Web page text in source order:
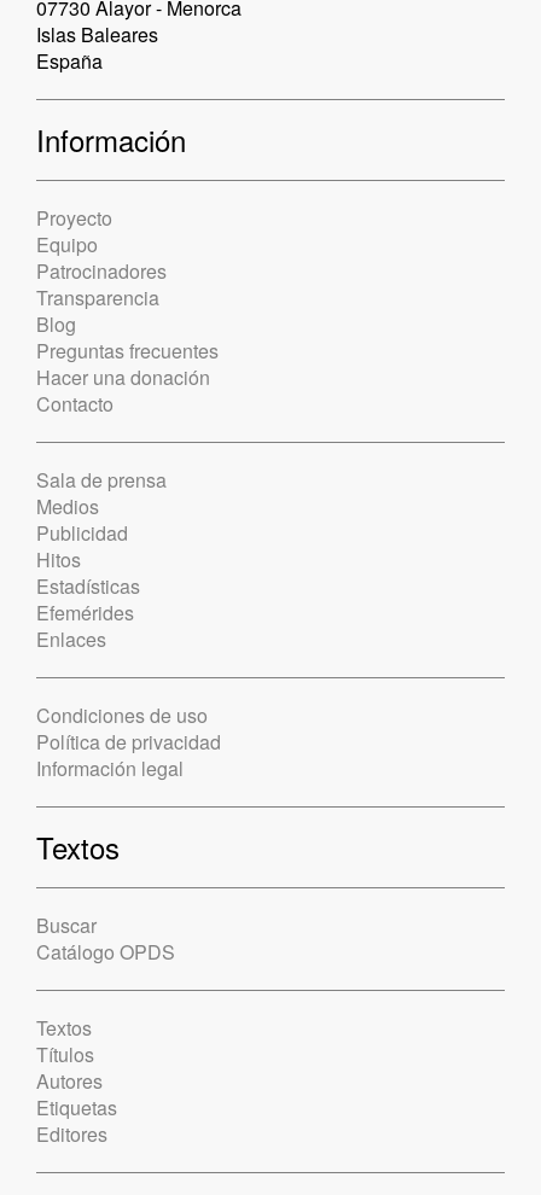
07730 Alayor - Menorca
Islas Baleares
España
Información
Proyecto
Equipo
Patrocinadores
Transparencia
Blog
Preguntas frecuentes
Hacer una donación
Contacto
Sala de prensa
Medios
Publicidad
Hitos
Estadísticas
Efemérides
Enlaces
Condiciones de uso
Política de privacidad
Información legal
Textos
Buscar
Catálogo OPDS
Textos
Títulos
Autores
Etiquetas
Editores